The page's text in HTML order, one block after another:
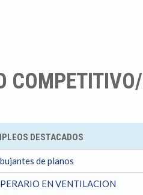
COMPETITIVO/
DESTACADOS
de planos
EN VENTILACION